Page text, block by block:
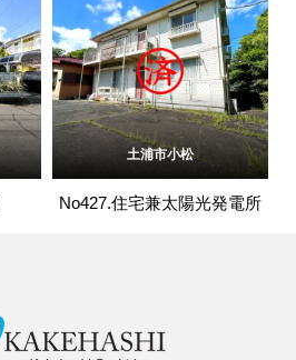
土浦市小松
No427.住宅兼太陽光発電所